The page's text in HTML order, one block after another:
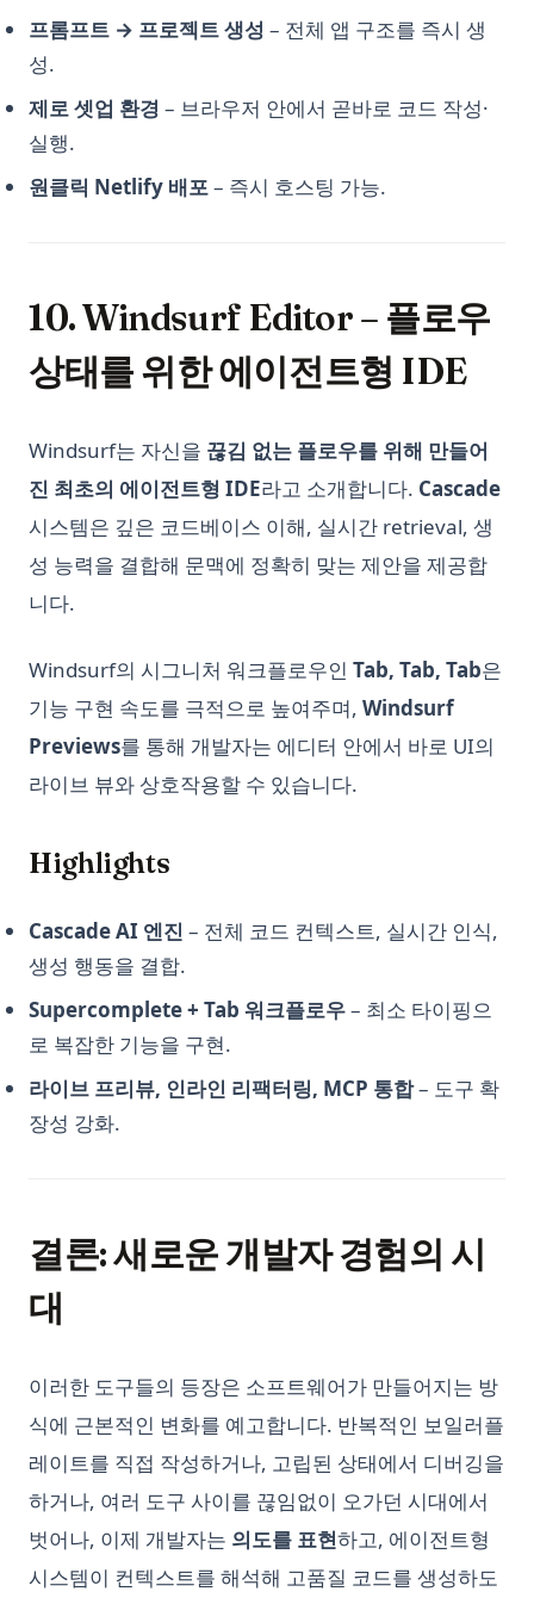
프롬프트 → 프로젝트 생성 – 전체 앱 구조를 즉시 생
성.
제로 셋업 환경 – 브라우저 안에서 곧바로 코드 작성·
실행.
원클릭 Netlify 배포– 즉시 호스팅 가능.
10. Windsurf Editor – 플로우
상태를 위한 에이전트형 IDE
Windsurf는 자신을 끊김 없는 플로우를 위해 만들어
진 최초의 에이전트형 IDE라고 소개합니다. Cascade
시스템은 깊은 코드베이스 이해, 실시간 retrieval, 생
성 능력을 결합해 문맥에 정확히 맞는 제안을 제공합
니다.
Windsurf의 시그니처 워크플로우인 Tab, Tab, Tab은
기능 구현 속도를 극적으로 높여주며, Windsurf
Previews를 통해 개발자는 에디터 안에서 바로 UI의
라이브 뷰와 상호작용할 수 있습니다.
Highlights
Cascade AI 엔진 – 전체 코드 컨텍스트, 실시간 인식,
생성 행동을 결합.
Supercomplete + Tab 워크플로우– 최소 타이핑으
로 복잡한 기능을 구현.
라이브 프리뷰, 인라인 리팩터링, MCP 통합– 도구 확
장성 강화.
결론: 새로운 개발자 경험의 시
대
이러한 도구들의 등장은 소프트웨어가 만들어지는 방
식에 근본적인 변화를 예고합니다. 반복적인 보일러플
레이트를 직접 작성하거나, 고립된 상태에서 디버깅을
하거나, 여러 도구 사이를 끊임없이 오가던 시대에서
벗어나, 이제 개발자는 의도를 표현하고, 에이전트형
시스템이 컨텍스트를 해석해 고품질 코드를 생성하도